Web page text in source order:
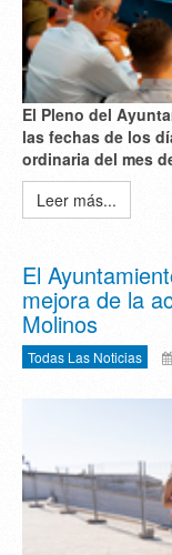
El Pleno del
las fechas de los
ordinaria del mes
Leer más...
El
mejora de la
Molinos
Todas Las Noticias